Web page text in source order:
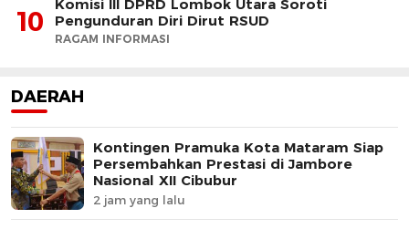
10
Komisi III DPRD Lombok Utara Soroti
Pengunduran Diri Dirut RSUD
RAGAM INFORMASI
DAERAH
Kontingen Pramuka Kota Mataram Siap
Persembahkan Prestasi di Jambore
Nasional XII Cibubur
2 jam yang lalu